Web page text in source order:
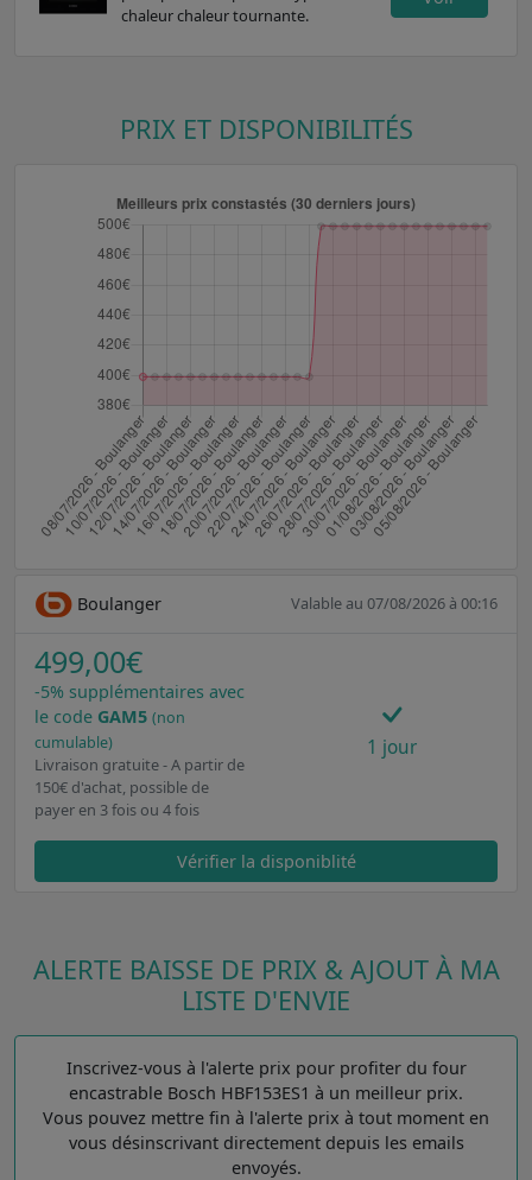
chaleur chaleur tournante.
PRIX ET DISPONIBILITÉS
Boulanger Valable au 07/08/2026 à 00:16
499,00€
-5% supplémentaires avec
le code GAM5 (non
cumulable)
Livraison gratuite - A partir de
150€ d'achat, possible de
payer en 3 fois ou 4 fois
1 jour
Vérifier la disponiblité
ALERTE BAISSE DE PRIX & AJOUT À MA
LISTE D'ENVIE
Inscrivez-vous à l'alerte prix pour profiter du four
encastrable Bosch HBF153ES1 à un meilleur prix.
Vous pouvez mettre fin à l'alerte prix à tout moment en
vous désinscrivant directement depuis les emails
envoyés.